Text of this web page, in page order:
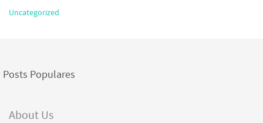
Uncategorized
Posts Populares
About Us